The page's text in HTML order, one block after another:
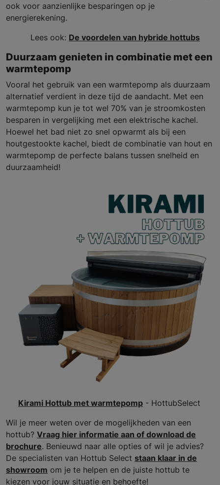
ook voor aanzienlijke besparingen op je
energierekening.
Lees ook: De voordelen van hybride hottubs
Duurzaam genieten in combinatie met een
warmtepomp
Vooral het gebruik van een warmtepomp als duurzaam
alternatief verdient in deze tijd de aandacht. Met een
warmtepomp kun je tot wel 70% van je stroomkosten
besparen in vergelijking met een elektrische kachel.
Hoewel het bad niet zo snel opwarmt als bij een
houtgestookte kachel, biedt de combinatie van hout en
warmtepomp de perfecte balans tussen snelheid en
duurzaamheid!
Kirami Hottub met warmtepomp - HottubSelect
Wil je meer weten over de mogelijkheden van een
hottub? Vraag hier informatie aan of download de
brochure. Benieuwd naar alle opties of wil je advies?
De specialisten van Hottub Select staan klaar in de
showroom om je te helpen en de juiste hottub te
kiezen voor jouw situatie en behoefte!